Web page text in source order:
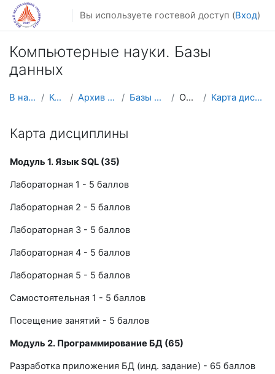
Перейти к основному содержанию
Вы используете гостевой доступ (Вход)
Компьютерные науки. Базы
данных
В начало Курсы Архив курсов Базы данных Общее Карта дисциплины
Карта дисциплины
Модуль 1. Язык SQL (35)
Лабораторная 1 - 5 баллов
Лабораторная 2 - 5 баллов
Лабораторная 3 - 5 баллов
Лабораторная 4 - 5 баллов
Лабораторная 5 - 5 баллов
Самостоятельная 1 - 5 баллов
Посещение занятий - 5 баллов
Модуль 2. Программирование БД (65)
Разработка приложения БД (инд. задание) - 65 баллов